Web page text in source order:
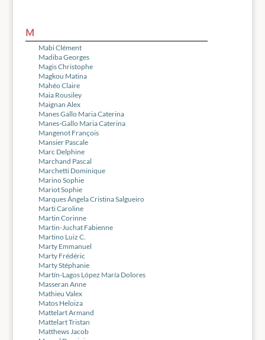
M
Mabi Clément
Madiba Georges
Magis Christophe
Magkou Matina
Mahéo Claire
Maia Rousiley
Maignan Alex
Manes Gallo Maria Caterina
Manes-Gallo Maria Caterina
Mangenot François
Mansier Pascale
Marc Delphine
Marchand Pascal
Marchetti Dominique
Marino Sophie
Mariot Sophie
Marques Ângela Cristina Salgueiro
Marti Caroline
Martin Corinne
Martin-Juchat Fabienne
Martino Luiz C.
Marty Emmanuel
Marty Frédéric
Marty Stéphanie
Martín-Lagos López María Dolores
Masseran Anne
Mathieu Valex
Matos Heloiza
Mattelart Armand
Mattelart Tristan
Matthews Jacob